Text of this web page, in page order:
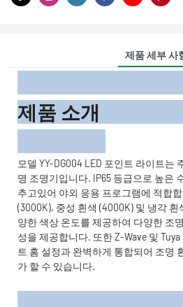
제품 세부 사
제품
모델 YY-DG004 LED 포인트 라이트는
명 조명기입니다. IP65 등급으로 높은
추고있어 야외 응용 프로그램에 적합
(3000K), 중성 흰색 (4000K) 및 냉각
양한 색상 온도를 제공하여 다양한 조
성을 제공합니다. 또한 Z-Wave 및
트 홈 설정과 완벽하게 통합되어 조명
가 할 수 있습니다.